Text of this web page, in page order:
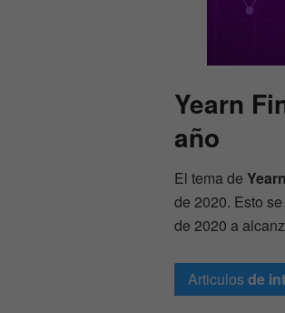
Yearn
año
El tema de
de 2020. Esto
de 2020 a
Articulosde